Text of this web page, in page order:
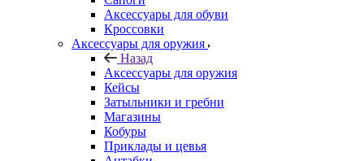
Аксессуары для обуви
Кроссовки
Аксессуары для оружия
Назад
Аксессуары для оружия
Кейсы
Затыльники и гребни
Магазины
Кобуры
Приклады и цевья